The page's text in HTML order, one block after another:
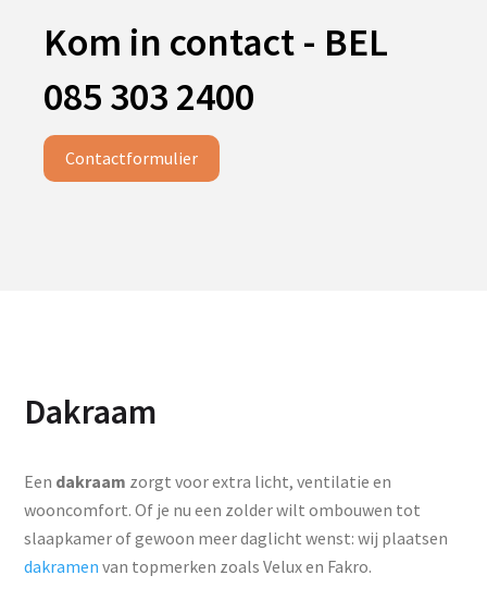
Kom in contact - BEL
085 303 2400
Contactformulier
Dakraam
Een dakraam zorgt voor extra licht, ventilatie en
wooncomfort. Of je nu een zolder wilt ombouwen tot
slaapkamer of gewoon meer daglicht wenst: wij plaatsen
dakramen van topmerken zoals Velux en Fakro.